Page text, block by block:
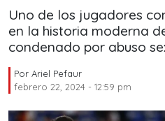
Uno de los jugadores
en la historia moderna
condenado por abuso
Por Ariel Pefaur
febrero 22, 2024 - 12:59 pm